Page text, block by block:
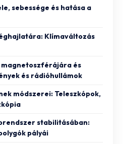
sebessége és hatása a
Klímaváltozás
magnetoszférájára és
és rádióhullámok
módszerei: Teleszkópok,
stabilitásában:
pályái